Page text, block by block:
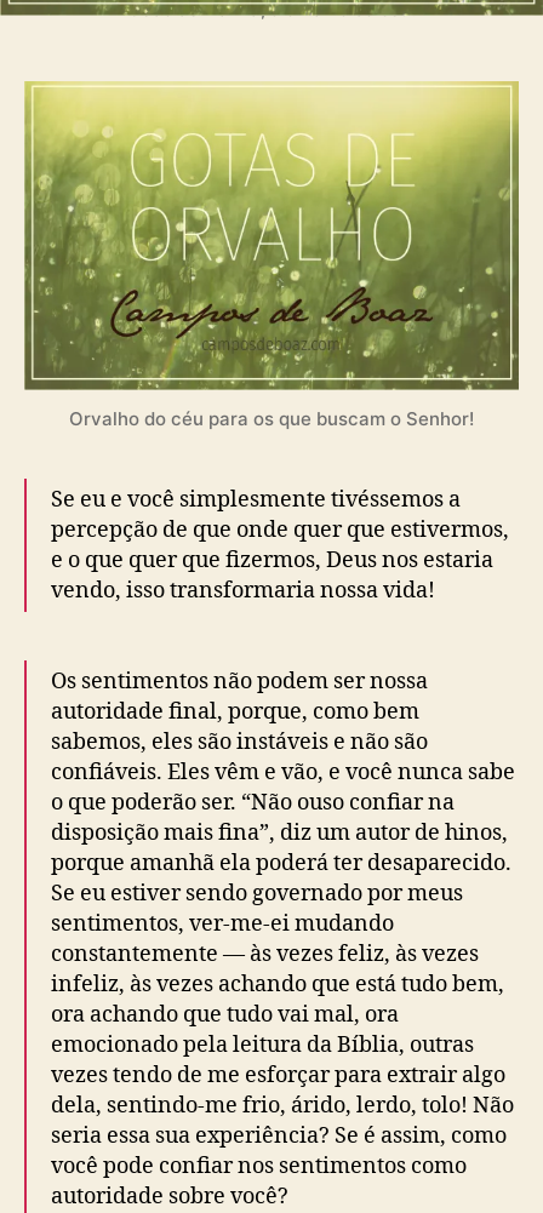
–
a
y
n
L
l
o
d
-
o
n
(
1
4
6
Cedo de manhã, o orvalho do céu!
Orvalho do céu para os que buscam o Senhor!
Se eu e você simplesmente tivéssemos a
percepção de que onde quer que estivermos,
e o que quer que fizermos, Deus nos estaria
vendo, isso transformaria nossa vida!
Os sentimentos não podem ser nossa
autoridade final, porque, como bem
sabemos, eles são instáveis e não são
confiáveis. Eles vêm e vão, e você nunca sabe
o que poderão ser. “Não ouso confiar na
disposição mais fina”, diz um autor de hinos,
porque amanhã ela poderá ter desaparecido.
Se eu estiver sendo governado por meus
sentimentos, ver-me-ei mudando
constantemente ― às vezes feliz, às vezes
infeliz, às vezes achando que está tudo bem,
ora achando que tudo vai mal, ora
emocionado pela leitura da Bíblia, outras
vezes tendo de me esforçar para extrair algo
dela, sentindo-me frio, árido, lerdo, tolo! Não
seria essa sua experiência? Se é assim, como
você pode confiar nos sentimentos como
autoridade sobre você?